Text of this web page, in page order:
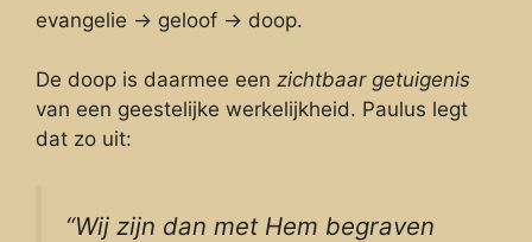
evangelie → geloof → doop.
De doop is daarmee een zichtbaar getuigenis
van een geestelijke werkelijkheid. Paulus legt
dat zo uit:
“Wij zijn dan met Hem begraven